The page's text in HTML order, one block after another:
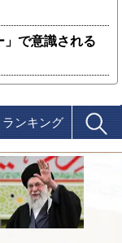
」で意識される
ランキング